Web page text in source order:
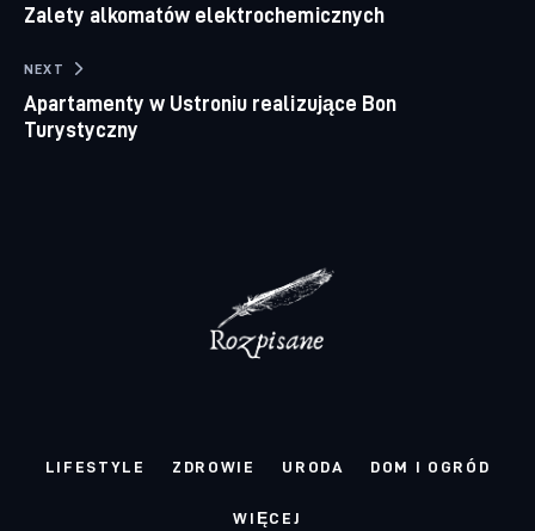
Zalety alkomatów elektrochemicznych
NEXT
Apartamenty w Ustroniu realizujące Bon
Turystyczny
LIFESTYLE ZDROWIE URODA DOM I OGRÓD
WIĘCEJ